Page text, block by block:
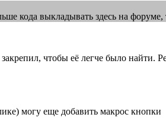
кода выкладывать здесь на
чтобы её легче было найти.
могу еще добавить макрос кнопки